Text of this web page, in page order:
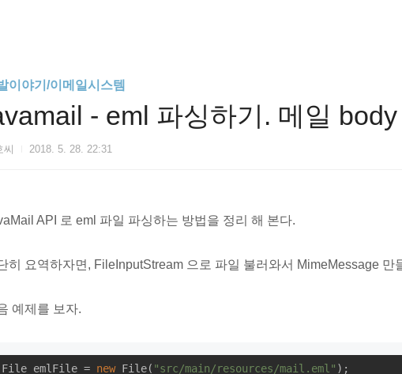
이야기/이메일시스템
- eml 파싱하기. 메일
2018. 5. 28. 22:31
API 로 eml 파일 파싱하는 방법을 정리 해 본다.
히 요역하자면, FileInputStream 으로 파일 불러와서 MimeMessage 만
예제를 보자.
File emlFile = new File( "src/main/resources/mail.eml" );